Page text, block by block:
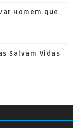
Homem que
Salvam Vidas